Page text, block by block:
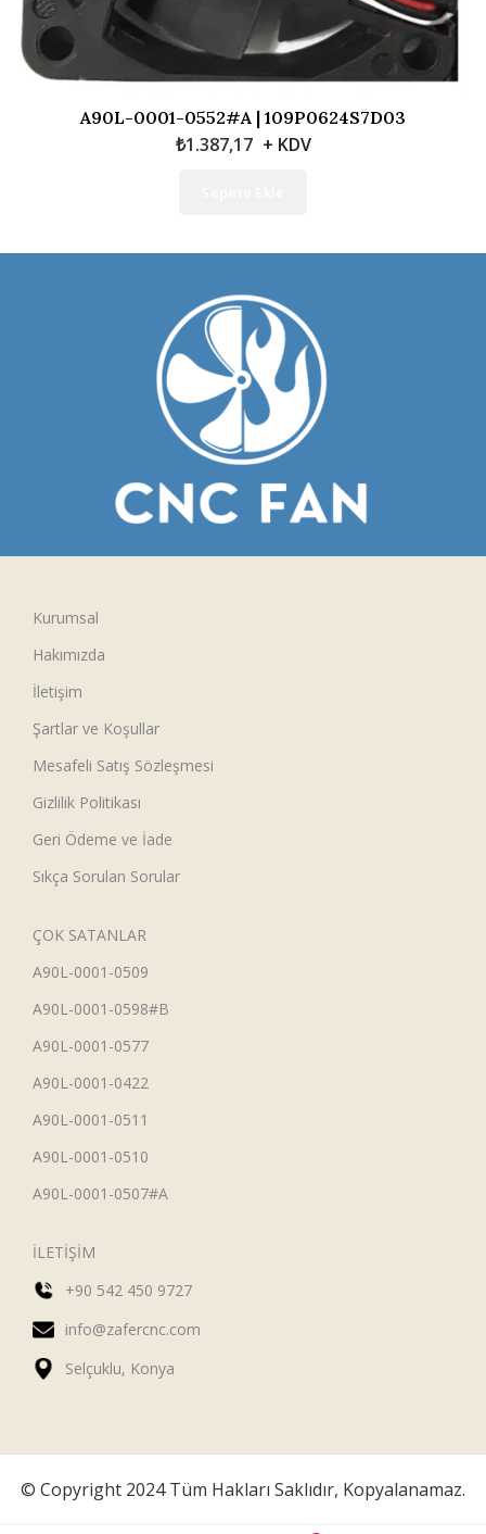
A90L-0001-0552#A | 109P0624S7D03
₺1.387,17 + KDV
Kurumsal
Hakımızda
İletişim
Şartlar ve Koşullar
Mesafeli Satış Sözleşmesi
Gizlilik Politikası
Geri Ödeme ve İade
Sıkça Sorulan Sorular
ÇOK SATANLAR
A90L-0001-0509
A90L-0001-0598#B
A90L-0001-0577
A90L-0001-0422
A90L-0001-0511
A90L-0001-0510
A90L-0001-0507#A
İLETİŞİM
+90 542 450 9727
info@zafercnc.com
Selçuklu, Konya
© Copyright 2024 Tüm Hakları Saklıdır, Kopyalanamaz.